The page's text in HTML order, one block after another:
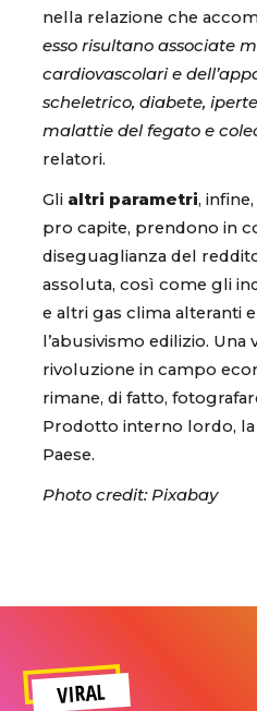
nella relazione che
esso risultano associate
cardiovascolari e
scheletrico, diabete,
malattie del fegato e
relatori.
Gli altri parametri,
pro capite, prendono in
diseguaglianza del
assoluta, così come gli
e altri gas clima alteranti
l’abusivismo edilizio. Una
rivoluzione in campo
rimane, di fatto,
Prodotto interno lordo,
Paese.
Photo credit: Pixabay
VIRAL